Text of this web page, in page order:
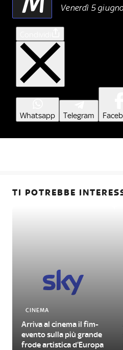
Venerdì 5
Whatsapp Telegram
TI POTREBBE
CINEMA
Arriva al cinema il fim-
evento sulla più grande
frode artistica d'Europa